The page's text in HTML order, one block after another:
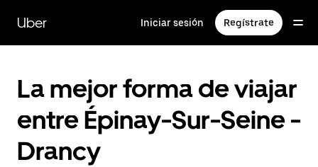
contenido
principal
Uber Iniciar sesión Regístrate
La mejor forma de viajar
entre Épinay-Sur-Seine -
Drancy